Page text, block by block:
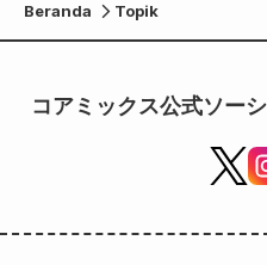
Beranda Topik
コアミックス公式ソー